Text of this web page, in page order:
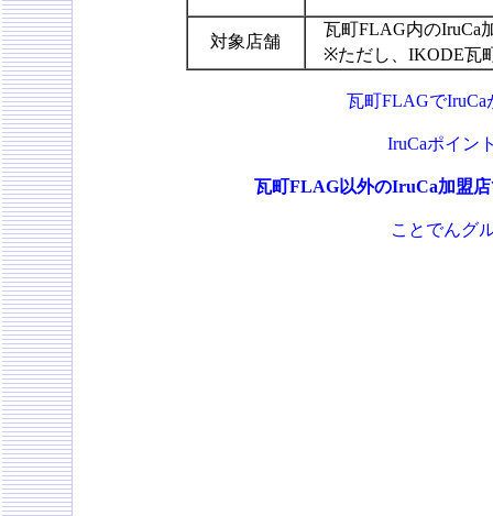
対象店舗
瓦町FLAG内のIruCa
※ただし、IKODE瓦
瓦町FLAGで
IruCaポイン
瓦町FLAG以外のIruCa加盟
ことでんグ